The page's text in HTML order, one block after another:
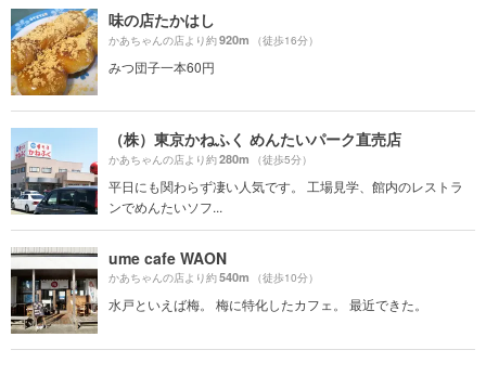
味の店たかはし
かあちゃんの店より約920m （徒歩16分）
みつ団子一本60円
（株）東京かねふく めんたいパーク直売店
かあちゃんの店より約280m （徒歩5分）
平日にも関わらず凄い人気です。 工場見学、館内のレストラ
ンでめんたいソフ...
ume cafe WAON
かあちゃんの店より約540m （徒歩10分）
水戸といえば梅。 梅に特化したカフェ。 最近できた。